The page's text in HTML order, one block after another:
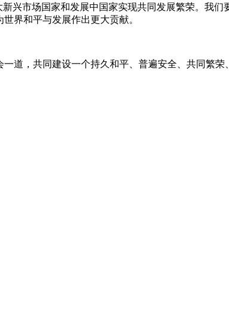
兴市场国家和发展中国家实现共同发展繁荣。我
界和平与发展作出更大贡献。
，共同建设一个持久和平、普遍安全、共同繁荣